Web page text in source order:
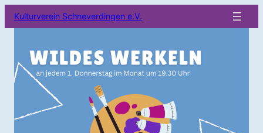
Kulturverein Schneverdingen e.V.